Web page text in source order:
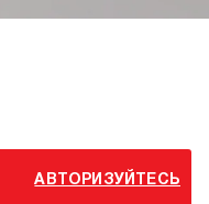
АВТОРИЗУЙТЕСЬ